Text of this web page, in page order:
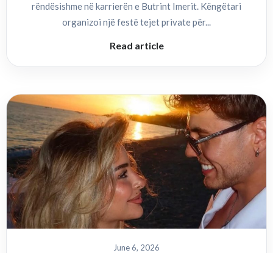
rëndësishme në karrierën e Butrint Imerit. Këngëtari
organizoi një festë tejet private për...
Read article
June 6, 2026